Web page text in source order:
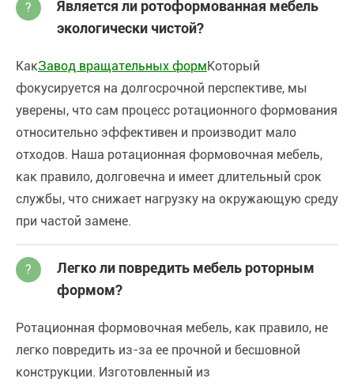
?
Является ли ротоформованная мебель
экологически чистой?
КакЗавод вращательных формКоторый
фокусируется на долгосрочной перспективе, мы
уверены, что сам процесс ротационного формования
относительно эффективен и производит мало
отходов. Наша ротационная формовочная мебель,
как правило, долговечна и имеет длительный срок
службы, что снижает нагрузку на окружающую среду
при частой замене.
?
Легко ли повредить мебель роторным
формом?
Ротационная формовочная мебель, как правило, не
легко повредить из-за ее прочной и бесшовной
конструкции. Изготовленный из